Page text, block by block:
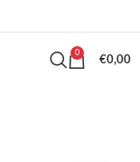
0
€0,00